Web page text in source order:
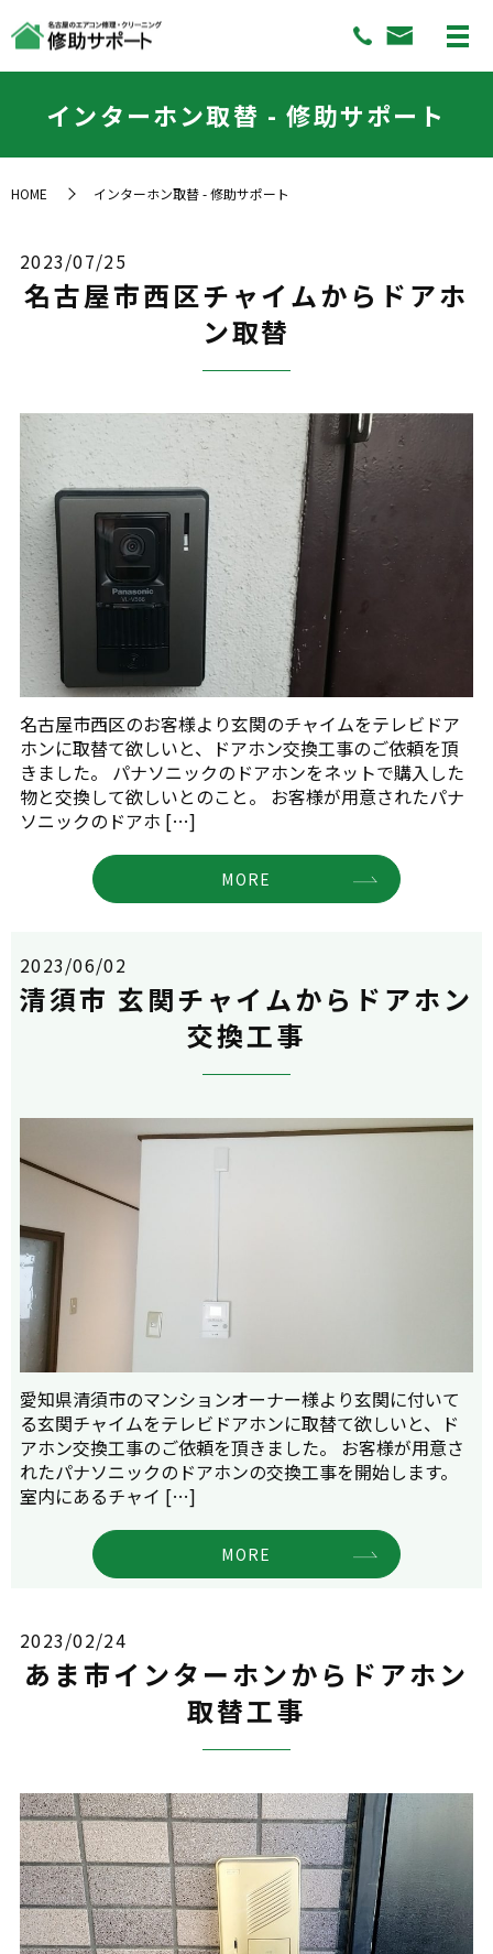
インターホン取替 - 修助サポート
HOME インターホン取替 - 修助サポート
2023/07/25
名古屋市西区チャイムからドアホ
ン取替
名古屋市西区のお客様より玄関のチャイムをテレビドア
ホンに取替て欲しいと、ドアホン交換工事のご依頼を頂
きました。 パナソニックのドアホンをネットで購入した
物と交換して欲しいとのこと。 お客様が用意されたパナ
ソニックのドアホ […]
MORE
2023/06/02
清須市 玄関チャイムからドアホン
交換工事
愛知県清須市のマンションオーナー様より玄関に付いて
る玄関チャイムをテレビドアホンに取替て欲しいと、ド
アホン交換工事のご依頼を頂きました。 お客様が用意さ
れたパナソニックのドアホンの交換工事を開始します。
室内にあるチャイ […]
MORE
2023/02/24
あま市インターホンからドアホン
取替工事